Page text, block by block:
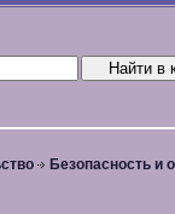
Безопасность и